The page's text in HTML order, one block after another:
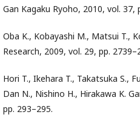
Gan Kagaku Ryoho, 2010, vol. 37,
Oba K., Kobayashi M., Matsui T.,
Research, 2009, vol. 29, pp.
Hori T., Ikehara T., Takatsuka S.,
Dan N., Nishino H., Hirakawa K.
pp. 293–295.